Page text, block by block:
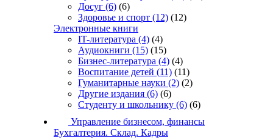
Досуг (6) (6)
Здоровье и спорт (12) (12)
Электронные книги
IT-литература (4) (4)
Аудиокниги (15) (15)
Бизнес-литература (4) (4)
Воспитание детей (11) (11)
Гуманитарные науки (2) (2)
Другие издания (6) (6)
Студенту и школьнику (6) (6)
Управление бизнесом, финансы
Бухгалтерия. Склад. Кадры